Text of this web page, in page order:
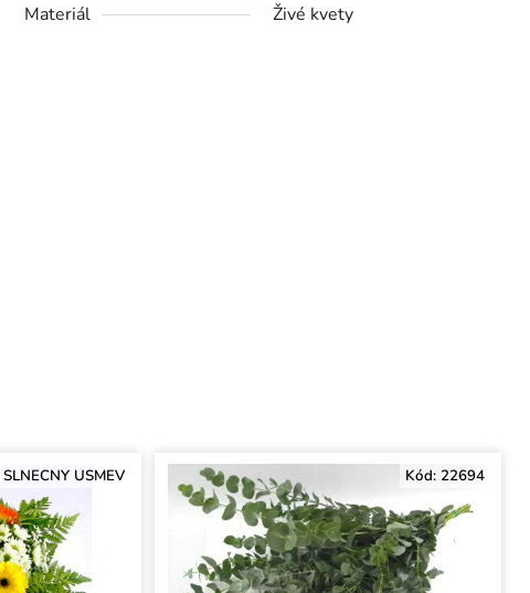
Materiál
Živé kvety
SLNECNY USMEV Kód: 22694